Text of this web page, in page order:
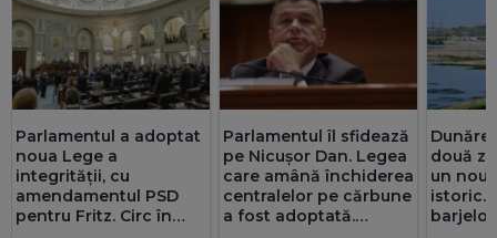
Parlamentul a adoptat
noua Lege a
integrității, cu
amendamentul PSD
pentru Fritz. Circ în
Parlamentul îl sfidează
pe Nicușor Dan. Legea
care amână închiderea
centralelor pe cărbune
a fost adoptată.
două
un nou
istoric.